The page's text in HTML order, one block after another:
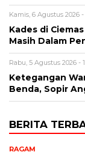
Kamis, 6 Agustus 2026 -
Kades di
Masih Dalam
Rabu, 5 Agustus 2026 -
Ketegangan
Benda, Sopir
BERITA
RAGAM